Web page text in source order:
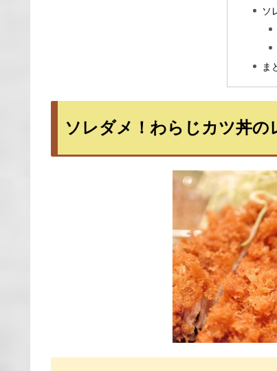
ソ
ま
ソレダメ！わらじカツ丼の